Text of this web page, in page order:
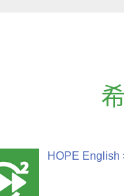
HOPE English